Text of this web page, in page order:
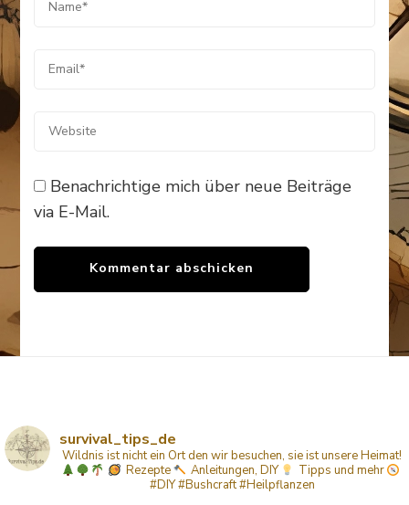
Benachrichtige mich über neue Beiträge
via E-Mail.
survival_tips_de
Wildnis ist nicht ein Ort den wir besuchen, sie ist unsere Heimat!
Rezepte
Anleitungen, DIY Tipps und mehr
#DIY #Bushcraft #Heilpflanzen